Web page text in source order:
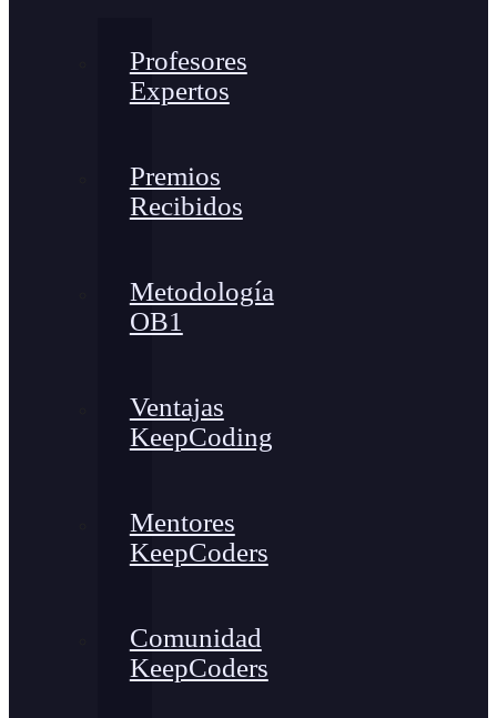
Profesores
Expertos
Premios
Recibidos
Metodología
OB1
Ventajas
KeepCoding
Mentores
KeepCoders
Comunidad
KeepCoders